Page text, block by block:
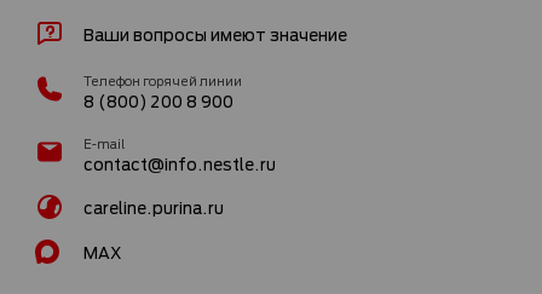
Ваши вопросы имеют значение
Телефон горячей линии
8 (800) 200 8 900
E-mail
contact@info.nestle.ru
careline.purina.ru
MAX